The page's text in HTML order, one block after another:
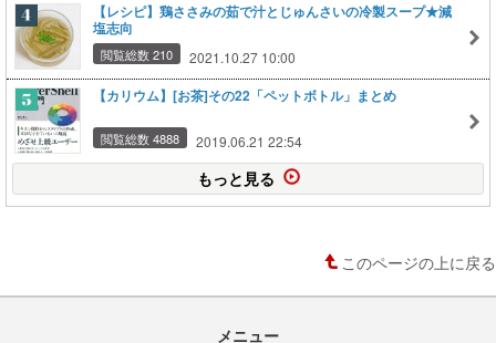
【レシピ】鶏ささみの茹で汁とじゅんさいの冷製スープ★減
塩志向
閲覧総数 210 2021.10.27 10:00
【カリウム】[お茶]その22「ペットボトル」まとめ
閲覧総数 4888 2019.06.21 22:54
もっと見る
このページの上に戻る
メニュー